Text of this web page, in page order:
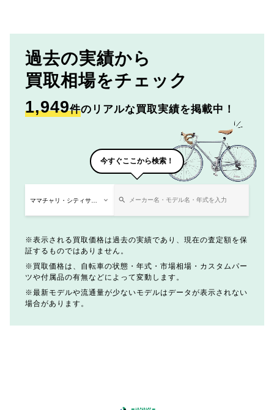
過去の実績から
買取相場をチェック
1,949件のリアルな買取実績を掲載中！
今すぐここから検索！
表示される買取価格は過去の実績であり、現在の査定額を保
証するものではありません。
買取価格は、自転車の状態・年式・市場相場・カスタムパー
ツや付属品の有無などによって変動します。
最新モデルや流通量が少ないモデルはデータが表示されない
場合があります。